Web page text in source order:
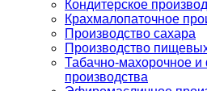
Кондитерское
Крахмалопаточное
Производство сахара
Производство
Табачно-махорочное
производства